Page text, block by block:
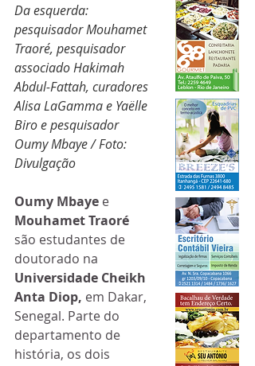
Da esquerda:
pesquisador Mouhamet
Traoré, pesquisador
associado Hakimah
Abdul-Fattah, curadores
Alisa LaGamma e Yaëlle
Biro e pesquisador
Oumy Mbaye / Foto:
Divulgação
Oumy Mbaye e
Mouhamet Traoré
são estudantes de
doutorado na
Universidade Cheikh
Anta Diop, em Dakar,
Senegal. Parte do
departamento de
história, os dois